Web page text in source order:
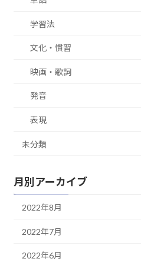
学習法
文化・慣習
映画・歌詞
発音
表現
未分類
月別アーカイブ
2022年8月
2022年7月
2022年6月